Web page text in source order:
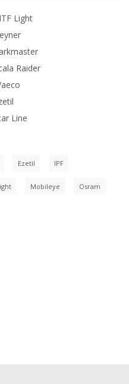
Light
Raider
Line
Ezetil IPF
Mobileye Osram